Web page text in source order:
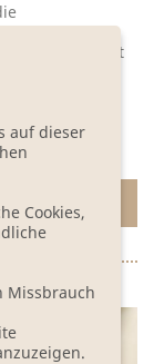
Ein
aktiviert
verbessert.
per
auf dieser
Cookies,
Missbrauch